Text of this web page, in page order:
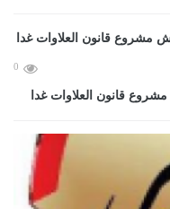
0
قانون العلاوات غدا